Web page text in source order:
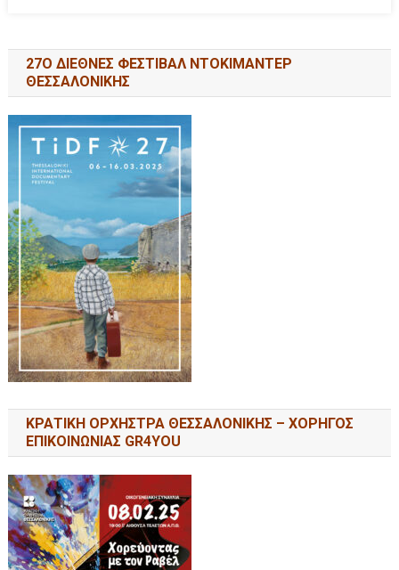
27Ο ΔΙΕΘΝΕΣ ΦΕΣΤΙΒΑΛ ΝΤΟΚΙΜΑΝΤΕΡ
ΘΕΣΣΑΛΟΝΙΚΗΣ
ΚΡΑΤΙΚΗ ΟΡΧΗΣΤΡΑ ΘΕΣΣΑΛΟΝΙΚΗΣ – ΧΟΡΗΓΟΣ
ΕΠΙΚΟΙΝΩΝΙΑΣ GR4YOU